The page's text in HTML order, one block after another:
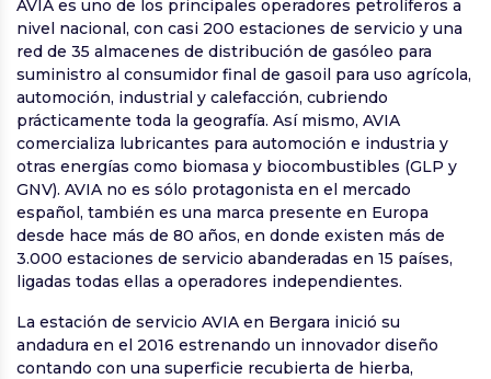
AVIA es uno de los principales operadores petrolíferos a
nivel nacional, con casi 200 estaciones de servicio y una
red de 35 almacenes de distribución de gasóleo para
suministro al consumidor final de gasoil para uso agrícola,
automoción, industrial y calefacción, cubriendo
prácticamente toda la geografía. Así mismo, AVIA
comercializa lubricantes para automoción e industria y
otras energías como biomasa y biocombustibles (GLP y
GNV). AVIA no es sólo protagonista en el mercado
español, también es una marca presente en Europa
desde hace más de 80 años, en donde existen más de
3.000 estaciones de servicio abanderadas en 15 países,
ligadas todas ellas a operadores independientes.
La estación de servicio AVIA en Bergara inició su
andadura en el 2016 estrenando un innovador diseño
contando con una superficie recubierta de hierba,